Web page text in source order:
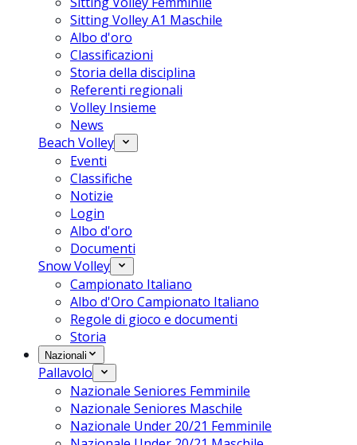
Sitting Volley A1 Maschile
Albo d'oro
Classificazioni
Storia della disciplina
Referenti regionali
Volley Insieme
News
Beach Volley
Eventi
Classifiche
Notizie
Login
Albo d'oro
Documenti
Snow Volley
Campionato Italiano
Albo d'Oro Campionato Italiano
Regole di gioco e documenti
Storia
Nazionali
Pallavolo
Nazionale Seniores Femminile
Nazionale Seniores Maschile
Nazionale Under 20/21 Femminile